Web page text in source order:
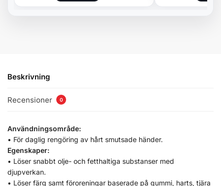
Beskrivning
Recensioner 0
Användningsområde:
• För daglig rengöring av hårt smutsade händer.
Egenskaper:
• Löser snabbt olje- och fetthaltiga substanser med
djupverkan.
• Löser färg samt föroreningar baserade på gummi, harts, tjära